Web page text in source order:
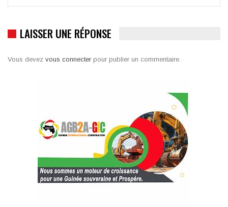
LAISSER UNE RÉPONSE
Vous devez vous connecter pour publier un commentaire.